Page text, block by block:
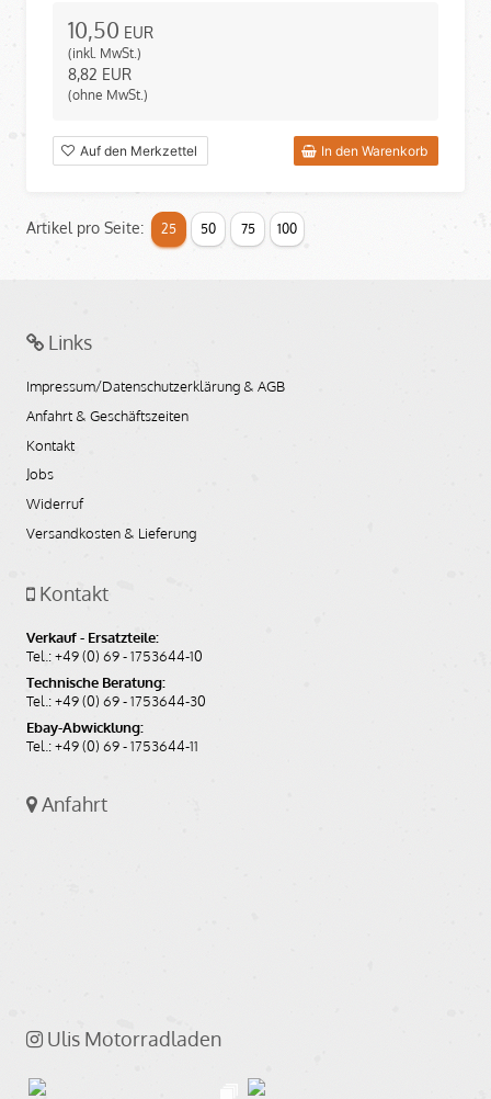
10,50 EUR
(inkl. MwSt.)
8,82 EUR
(ohne MwSt.)
Auf den Merkzettel In den Warenkorb
Artikel pro Seite: 25 50 75 100
Links
Impressum/Datenschutzerklärung & AGB
Anfahrt & Geschäftszeiten
Kontakt
Jobs
Widerruf
Versandkosten & Lieferung
Kontakt
Verkauf - Ersatzteile:
Tel.: +49 (0) 69 - 1753644-10
Technische Beratung:
Tel.: +49 (0) 69 - 1753644-30
Ebay-Abwicklung:
Tel.: +49 (0) 69 - 1753644-11
Anfahrt
Ulis Motorradladen